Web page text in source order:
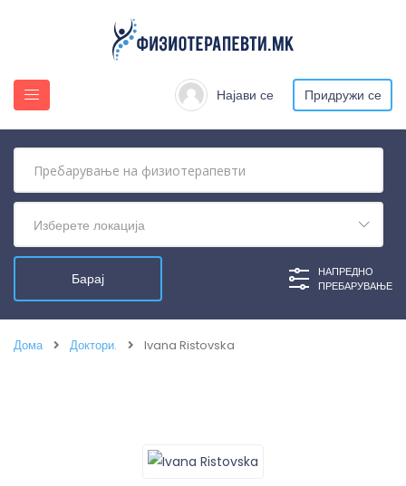
Најави се Придружи се
Изберете локација
НАПРЕДНО
ПРЕБАРУВАЊЕ
Дома Доктори. Ivana Ristovska